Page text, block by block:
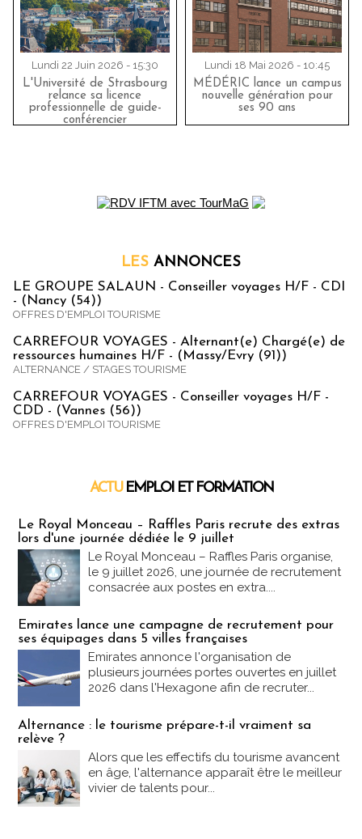
Lundi 22 Juin 2026 - 15:30
L'Université de Strasbourg
relance sa licence
professionnelle de guide-
conférencier
Lundi 18 Mai 2026 - 10:45
MÉDÉRIC lance un campus
nouvelle génération pour
ses 90 ans
LES ANNONCES
LE GROUPE SALAUN - Conseiller voyages H/F - CDI
- (Nancy (54))
OFFRES D'EMPLOI TOURISME
CARREFOUR VOYAGES - Alternant(e) Chargé(e) de
ressources humaines H/F - (Massy/Evry (91))
ALTERNANCE / STAGES TOURISME
CARREFOUR VOYAGES - Conseiller voyages H/F -
CDD - (Vannes (56))
OFFRES D'EMPLOI TOURISME
ACTU EMPLOI ET FORMATION
Le Royal Monceau – Raffles Paris recrute des extras
lors d'une journée dédiée le 9 juillet
Le Royal Monceau – Raffles Paris organise,
le 9 juillet 2026, une journée de recrutement
consacrée aux postes en extra....
Emirates lance une campagne de recrutement pour
ses équipages dans 5 villes françaises
Emirates annonce l'organisation de
plusieurs journées portes ouvertes en juillet
2026 dans l'Hexagone afin de recruter...
Alternance : le tourisme prépare-t-il vraiment sa
relève ?
Alors que les effectifs du tourisme avancent
en âge, l'alternance apparaît être le meilleur
vivier de talents pour...